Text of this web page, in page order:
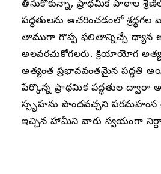
తీసుకోకున్నా, ప్రాథమిక పాఠాల
పద్ధతులను ఆచరించడంలో
తాముగా గొప్ప ఫలితాన్నిచ్చే ధ్యాన
అలవరచుకోగలరు. క్రియాయోగ
అత్యంత ప్రభావవంతమైన పద్ధతి
పేర్కొన్న ప్రాథమిక పద్ధతుల ద్వారా
స్పృహను పొందవచ్చని
ఇచ్చిన హామీని వారు స్వయంగా